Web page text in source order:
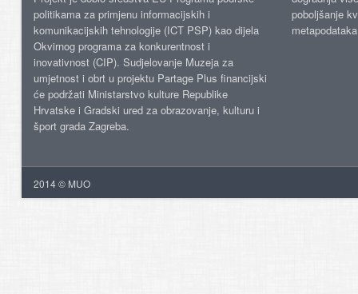
politikama za primjenu informacijskih i
komunikacijskih tehnologije (ICT PSP) kao dijela
Okvirnog programa za konkurentnost i
inovativnost (CIP). Sudjelovanje Muzeja za
umjetnost i obrt u projektu Partage Plus financijski
će podržati Ministarstvo kulture Republike
Hrvatske i Gradski ured za obrazovanje, kulturu i
šport grada Zagreba.
poboljšanje
2014 © MUO